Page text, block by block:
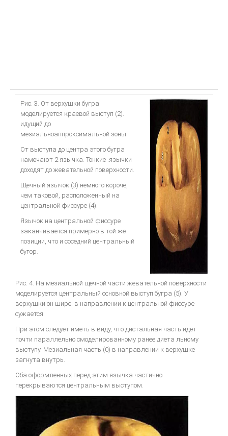
Рис. 3. От верхушки бугра
моделируется краевой выступ (2).
идущий до
мезиальноаппроксимальной зоны.
От выступа до центра этого бугра
намечают 2 язычка. Тонкие .язычки
доходят до жевательной поверхности.
Щечный язычок (3) немного короче,
чем таковой, расположенный на
центральной фиссуре (4).
Язычок на центральной фиссуре
заканчивается примерно в той же
позиции, что и соседний центральный
бугор.
Рис. 4. На мезиальной щечной части жевательной поверхности
моделируется центральный основной выступ бугра (5). У
верхушки он шире; в направлении к центральной фиссуре
сужается.
При этом следует иметь в виду, что дистальная часть идет
почти параллельно смоделированному ранее диета льному
выступу. Мезиальная часть (0) в направлении к верхушке
загнута внутрь.
Оба оформленных перед этим язычка частично
перекрываются центральным выступом.